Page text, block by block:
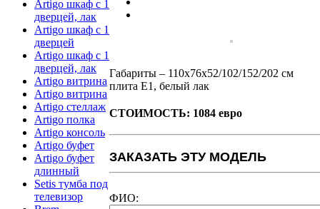
Artigo шкаф с 1
дверцей, лак
Artigo шкаф с 1
дверцей
Artigo шкаф с 1
дверцей, лак
Artigo витрина
Artigo витрина
Artigo стеллаж
Artigo полка
Artigo консоль
Artigo буфет
Artigo буфет
длинный
Setis тумба под
телевизор
Габариты – 110x76x52/102/152/202 см
плита E1, белый лак
СТОИМОСТЬ: 1084 евро
ЗАКАЗАТЬ ЭТУ МОДЕЛЬ
ФИО: